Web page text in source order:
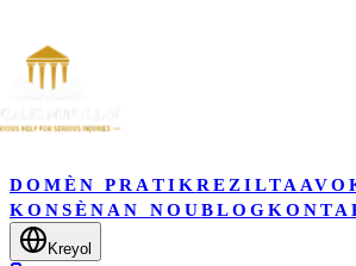
DOMÈN PRATIK REZILTA
KONSÈNAN NOUBLOG
Kreyol